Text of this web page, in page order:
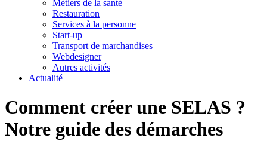
Métiers de la santé
Restauration
Services à la personne
Start-up
Transport de marchandises
Webdesigner
Autres activités
Actualité
Comment créer une SELAS ?
Notre guide des démarches